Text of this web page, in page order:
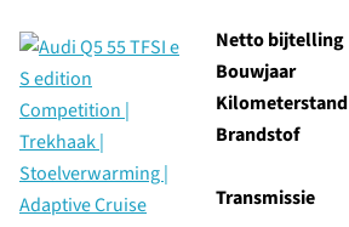
Netto bijtelling
Bouwjaar
Kilometerstand
Brandstof
Transmissie